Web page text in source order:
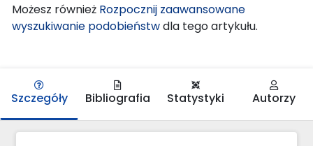
Możesz również Rozpocznij zaawansowane
wyszukiwanie podobieństwdla tego artykułu.
Szczegóły Bibliografia Statystyki Autorzy